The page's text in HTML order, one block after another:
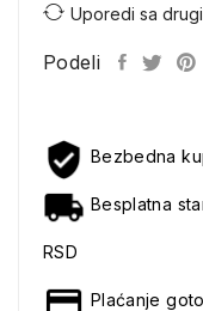
Uporedi sa
Podeli
Bezbedna
Besplatna
RSD
Plaćanje